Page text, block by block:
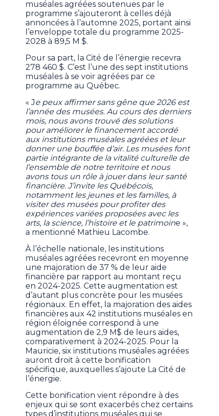
muséales agréées soutenues par le
programme s’ajouteront à celles déjà
annoncées à l’automne 2025, portant ainsi
l’enveloppe totale du programme 2025-
2028 à 89,5 M $.
Pour sa part, la Cité de l’énergie recevra
278 460 $. C’est l’une des sept institutions
muséales à se voir agréées par ce
programme au Québec.
« Je peux affirmer sans gêne que 2026 est
l’année des musées. Au cours des derniers
mois, nous avons trouvé des solutions
pour améliorer le financement accordé
aux institutions muséales agréées et leur
donner une bouffée d’air. Les musées font
partie intégrante de la vitalité culturelle de
l’ensemble de notre territoire et nous
avons tous un rôle à jouer dans leur santé
financière. J’invite les Québécois,
notamment les jeunes et les familles, à
visiter des musées pour profiter des
expériences variées proposées avec les
arts, la science, l’histoire et le patrimoine »,
a mentionné Mathieu Lacombe.
À l’échelle nationale, les institutions
muséales agréées recevront en moyenne
une majoration de 37 % de leur aide
financière par rapport au montant reçu
en 2024-2025. Cette augmentation est
d’autant plus concrète pour les musées
régionaux. En effet, la majoration des aides
financières aux 42 institutions muséales en
région éloignée correspond à une
augmentation de 2,9 M$ de leurs aides,
comparativement à 2024-2025. Pour la
Mauricie, six institutions muséales agréées
auront droit à cette bonification
spécifique, auxquelles s’ajoute La Cité de
l’énergie.
Cette bonification vient répondre à des
enjeux qui se sont exacerbés chez certains
types d’institutions muséales qui se